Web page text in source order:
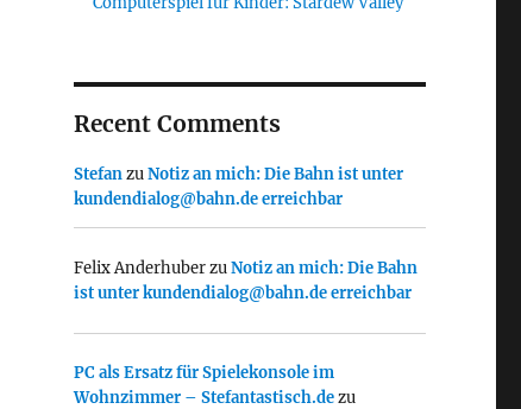
Recent Comments
StefanzuNotiz an mich: Die Bahn ist unter
kundendialog@bahn.de erreichbar
Felix AnderhuberzuNotiz an mich: Die Bahn
ist unter kundendialog@bahn.de erreichbar
PC als Ersatz für Spielekonsole im
Wohnzimmer – Stefantastisch.dezu